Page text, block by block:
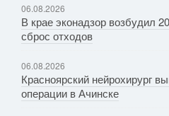
06.08.2026
В крае эконадзор возбудил
сброс отходов
06.08.2026
Красноярский нейрохирург
операции в Ачинске